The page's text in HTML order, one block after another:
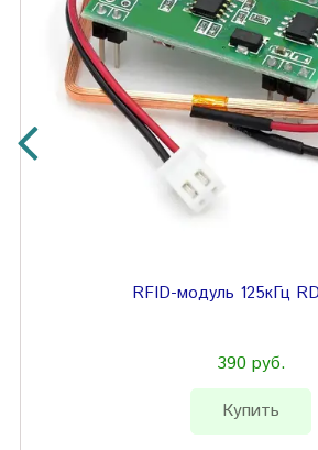
RFID-модуль 125кГц
390 руб.
Купить